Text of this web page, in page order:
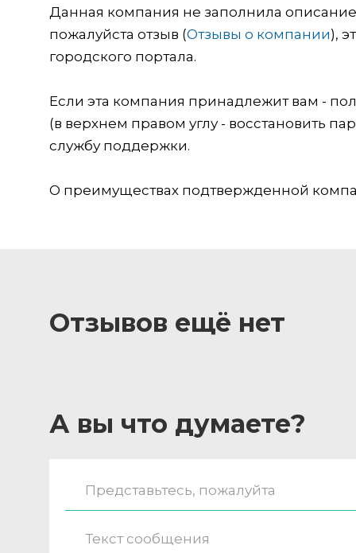
Данная компания не заполнила описание
пожалуйста отзыв (Отзывы о компании),
городского портала.
Если эта компания принадлежит вам -
(в верхнем правом углу - восстановить
службу поддержки.
О преимуществах подтвержденной
Отзывов ещё нет
А вы что думаете?